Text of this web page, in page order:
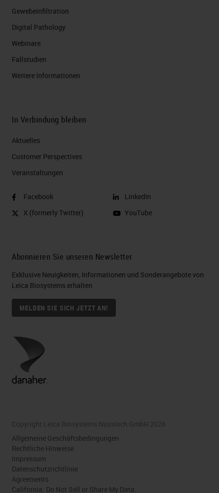
Gewebeinfiltration
Digital Pathology
Webinare
Fallstudien
Weitere Informationen
In Verbindung bleiben
Aktuelles
Customer Perspectives​
Veranstaltungen
Facebook
X (formerly Twitter)
LinkedIn
YouTube
Abonnieren Sie unseren Newsletter
Exklusive Neuigkeiten, Informationen und Sonderangebote von
Leica Biosystems erhalten
MELDEN SIE SICH JETZT AN!
Copyright Leica Biosystems Nussloch GmbH 2026
Allgemeine Geschäftsbedingungen
Rechtliche Hinweise
Impressum
Datenschutzrichtlinie
Agreements
California: Do Not Sell or Share My Data.